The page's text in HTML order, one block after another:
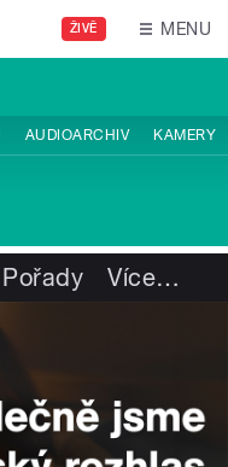
ŽIVĚ MENU
AUDIOARCHIV KAMERY
Pořady Více…